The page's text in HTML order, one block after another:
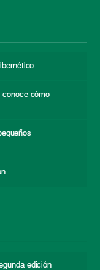
conoce cómo
edición